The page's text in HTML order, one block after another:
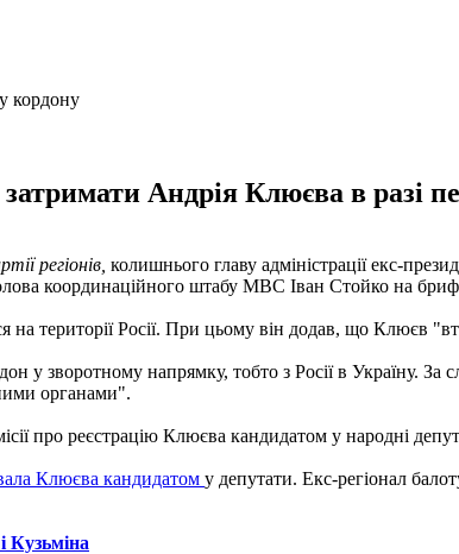
Андрія Клюєва в разі
регіонів, колишнього главу адміністрації екс-
координаційного штабу МВС Іван Стойко на
на території Росії. При цьому він додав, що Клюєв
зворотному напрямку, тобто з Росії в Україну. За
органами".
про реєстрацію Клюєва кандидатом у народні
Клюєва кандидатом у депутати. Екс-регіонал
Кузьміна